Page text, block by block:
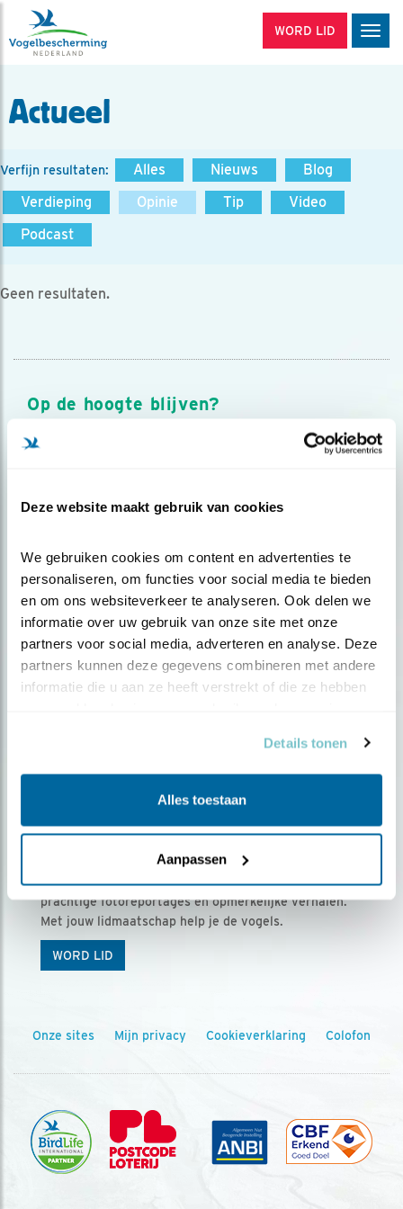
Deze website maakt gebruik van cookies
We gebruiken cookies om content en advertenties te
personaliseren, om functies voor social media te bieden
en om ons websiteverkeer te analyseren. Ook delen we
informatie over uw gebruik van onze site met onze
partners voor social media, adverteren en analyse. Deze
partners kunnen deze gegevens combineren met andere
informatie die u aan ze heeft verstrekt of die ze hebben
Details tonen
Alles toestaan
Aanpassen
WORD LID
Actueel
Verfijn resultaten: Alles Nieuws
Blog
Verdieping
Opinie Tip
Video
Podcast
Geen resultaten.
Op de hoogte blijven?
Meld je aan en ontvang nieuws, inspiratie, acties en tips
over vogels en activiteiten van Vogelbescherming.
Ontvang 5 x Vogels voor € 36,00 per jaar
Vogels is het tijdschrift voor onze leden, met
prachtige fotoreportages en opmerkelijke verhalen.
Met jouw lidmaatschap help je de vogels.
WORD LID
Onze sites Mijn privacy Cookieverklaring Colofon